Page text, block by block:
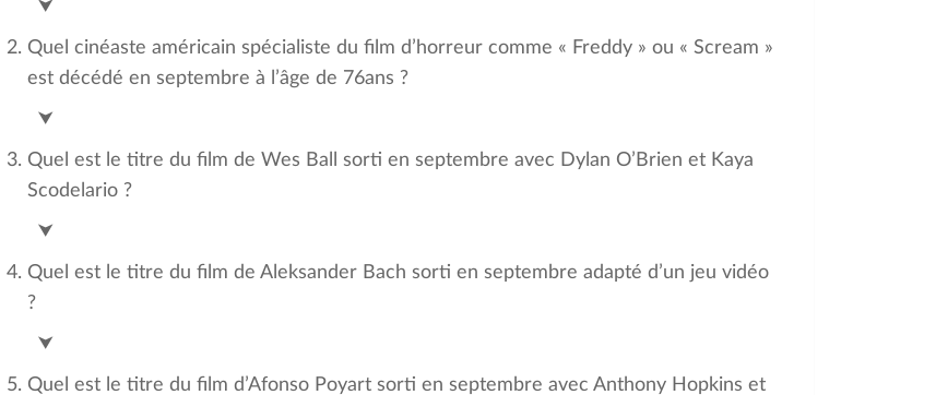
⮟
Quel cinéaste américain spécialiste du film d’horreur comme « Freddy » ou « Scream »
est décédé en septembre à l’âge de 76ans ?
Wes Craven
⮟
Quel est le titre du film de Wes Ball sorti en septembre avec Dylan O’Brien et Kaya
Scodelario ?
Le labyrinthe – La terre brûlée
⮟
Quel est le titre du film de Aleksander Bach sorti en septembre adapté d’un jeu vidéo
?
Hitman agent 47
⮟
Quel est le titre du film d’Afonso Poyart sorti en septembre avec Anthony Hopkins et